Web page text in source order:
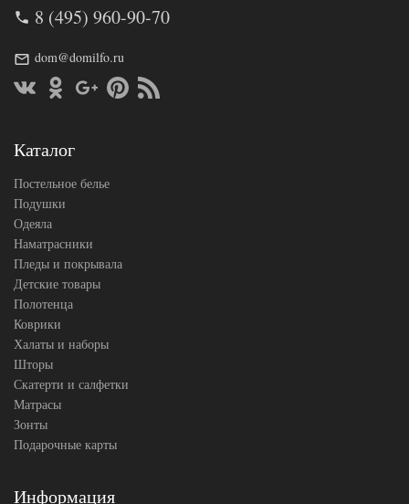
8 (495) 960-90-70
dom@domilfo.ru
Каталог
Постельное белье
Подушки
Одеяла
Наматрасники
Пледы и покрывала
Детские товары
Полотенца
Коврики
Халаты и наборы
Шторы
Скатерти и салфетки
Матрасы
Зонты
Подарочные карты
Информация